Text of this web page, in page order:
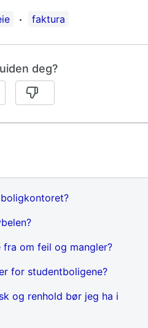
tagget med:
faktura
deg?
om feil og mangler?
for studentboligene?
og renhold bør jeg ha i